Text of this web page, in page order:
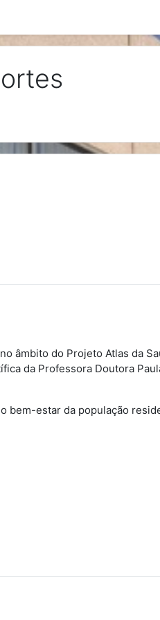
âmbito do Projeto Atlas da
da Professora Doutora
estar da população